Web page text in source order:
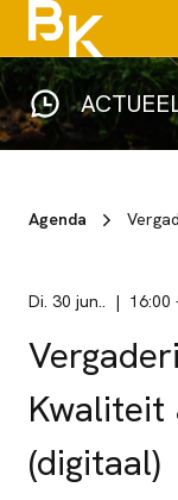
Agenda
di. 30 jun.. 16:00
Kwaliteit
(digitaal)